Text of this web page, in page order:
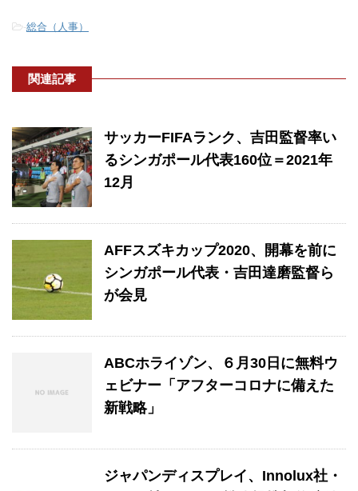
-総合（人事）
関連記事
サッカーFIFAランク、吉田監督率い
るシンガポール代表160位＝2021年
12月
AFFスズキカップ2020、開幕を前に
シンガポール代表・吉田達磨監督ら
が会見
ABCホライゾン、６月30日に無料ウ
ェビナー「アフターコロナに備えた
新戦略」
ジャパンディスプレイ、Innolux社・